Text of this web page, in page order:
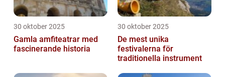
30 oktober 2025
Gamla amfiteatrar med
fascinerande historia
30 oktober 2025
De mest unika
festivalerna för
traditionella instrument